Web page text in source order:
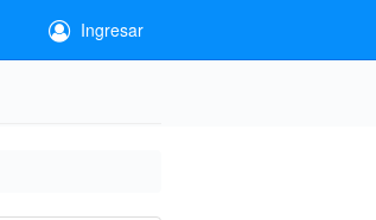
Ingresar